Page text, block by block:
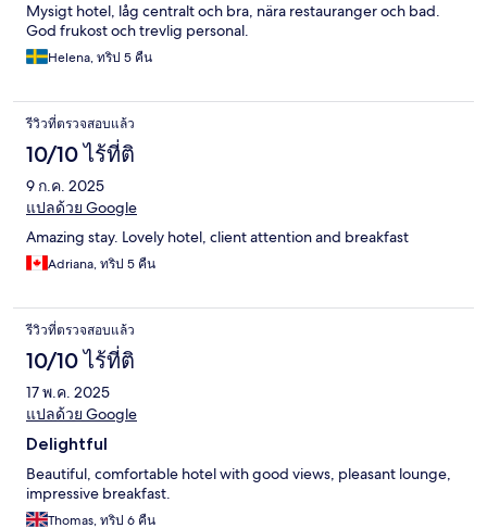
Mysigt hotel, låg centralt och bra, nära restauranger och bad.
God frukost och trevlig personal.
Helena, ทริป 5 คืน
รีวิวที่ตรวจสอบแล้ว
10/10 ไร้ที่ติ
9 ก.ค. 2025
แปลด้วย Google
Amazing stay. Lovely hotel, client attention and breakfast
Adriana, ทริป 5 คืน
รีวิวที่ตรวจสอบแล้ว
10/10 ไร้ที่ติ
17 พ.ค. 2025
แปลด้วย Google
Delightful
Beautiful, comfortable hotel with good views, pleasant lounge,
impressive breakfast.
Thomas, ทริป 6 คืน